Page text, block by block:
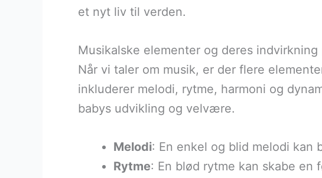
et nyt liv til verden.
Musikalske elementer og deres
Når vi taler om musik, er der flere
inkluderer melodi, rytme, harmoni og
babys udvikling og velvære.
Melodi: En enkel og blid melodi kan
Rytme: En blød rytme kan skabe